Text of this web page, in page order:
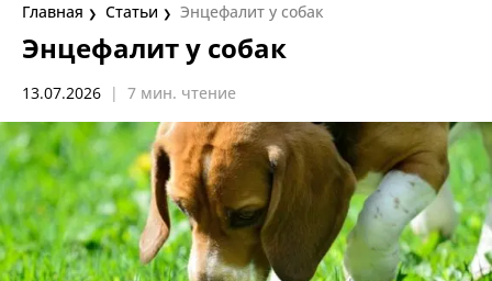
Главная Статьи Энцефалит у собак
Энцефалит у собак
13.07.2026 | 7 мин. чтение